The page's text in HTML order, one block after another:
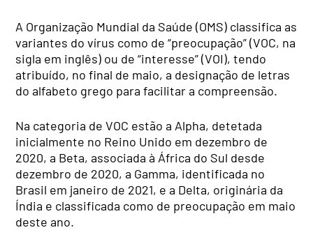
A Organização Mundial da Saúde (OMS) classifica as
variantes do vírus como de “preocupação” (VOC, na
sigla em inglês) ou de “interesse” (VOI), tendo
atribuído, no final de maio, a designação de letras
do alfabeto grego para facilitar a compreensão.
Na categoria de VOC estão a Alpha, detetada
inicialmente no Reino Unido em dezembro de
2020, a Beta, associada à África do Sul desde
dezembro de 2020, a Gamma, identificada no
Brasil em janeiro de 2021, e a Delta, originária da
Índia e classificada como de preocupação em maio
deste ano.